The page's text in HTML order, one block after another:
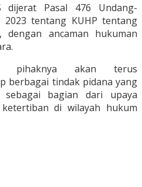
dijerat Pasal 476 Undang-
tentang KUHP tentang
dengan ancaman hukuman
pihaknya akan terus
berbagai tindak pidana yang
sebagai bagian dari upaya
di wilayah hukum